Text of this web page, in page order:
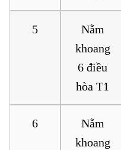
5
Nằm
khoang
6 điều
hòa T1
6
Nằm
khoang